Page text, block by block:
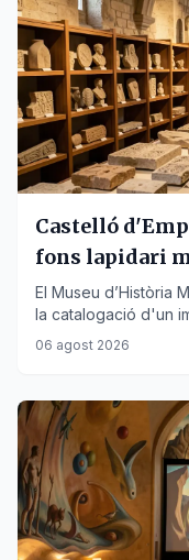
Castelló
fons lapidari
El Museu d’Història
la catalogació d'un
mobles d'època
06 agost 2026